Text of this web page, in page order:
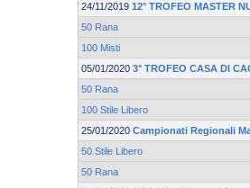
24/11/2019 12° TROFEO MASTER
50 Rana
100 Misti
05/01/2020 3° TROFEO CASA DI
50 Rana
100 Stile Libero
25/01/2020 Campionati Regionali
50 Stile Libero
50 Rana